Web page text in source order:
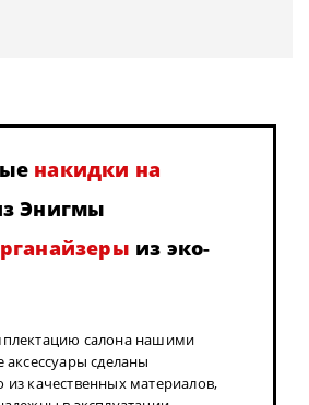
накидки на
Энигмы
из эко-
салона нашими
сделаны
из качественных материалов,